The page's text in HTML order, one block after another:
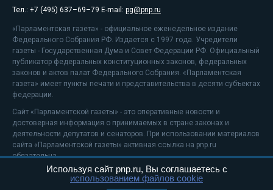
Тел.: +7 (495) 637–69–79 E-mail: pg@pnp.ru
«Парламентская газета» - официальное еженедельное издание
Федерального Собрания РФ. Издается с 1997 года. Учредители
газеты - Государственная Дума и Совет Федерации РФ. Официальный
публикатор федеральных конституционных законов, федеральных
законов и актов палат Федерального Собрания. «Парламентская
газета» имеет пункты печати и представительства в десяти субъектах
федерации.
Сайт «Парламентской газеты» - это оперативные новости и
достоверная информация о принимаемых в стране законах и
деятельности депутатов и сенаторов. При использовании материалов
сайта «Парламентской газеты» активная ссылка на pnp.ru
обязательна.
На информационном ресурсе применяютсярекомендательные
Используя сайт pnp.ru, Вы соглашаетесь с
использованием файлов cookie